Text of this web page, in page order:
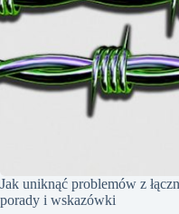
Jak uniknąć problemów z
porady i wskazówki